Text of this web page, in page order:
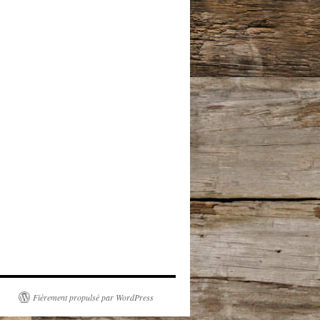
Fièrement propulsé par WordPress